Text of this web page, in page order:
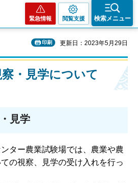
緊急情報 閲覧支援 検索メニュー
印刷 更新日：2023年5月29日
・見学について
見学
ター農業試験場では、農業や農
の視察、見学の受け入れを行っ